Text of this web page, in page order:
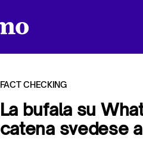
FACT CHECKING
La bufala su
catena svedese